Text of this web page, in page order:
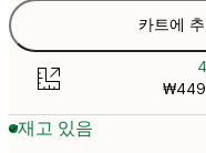
카트에
재고 있음